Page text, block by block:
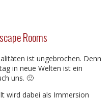
Rooms
ist ungebrochen. Denn
in neue Welten ist ein
uns. 🙂
wird dabei als Immersion